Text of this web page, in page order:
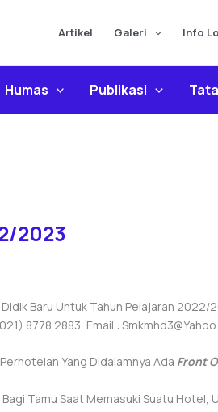
Artikel Galeri Info
Humas Publikasi
2023
Baru Untuk Tahun Pelajaran 2022/
8778 2883, Email :
Yang Didalamnya Ada Front
Tamu Saat Memasuki Suatu